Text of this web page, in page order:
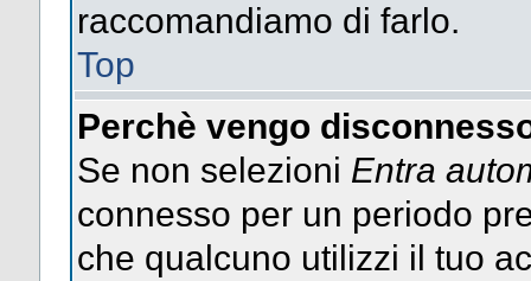
raccomandiamo di farlo.
Top
Perchè vengo
Se non selezioni Entra
connesso per un periodo
che qualcuno utilizzi il tuo